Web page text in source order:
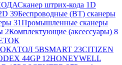
Сканер штрих-кода 1D
39Беспроводные (BT) сканеры
31Промышленные сканеры
2Комплектующие (аксессуары) 8
АТОЛ 5BSMART 23CITIZEN
44GP12HONEYWELL